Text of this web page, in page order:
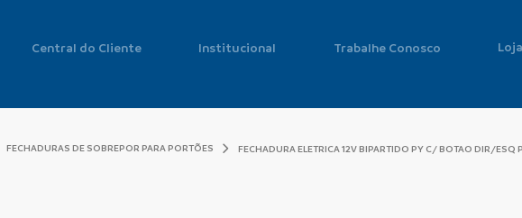
Central do Cliente Institucional Trabalhe Conosco
FECHADURAS DE SOBREPOR PARA PORTÕES FECHADURA ELETRICA 12V BIPARTIDO PY C/ BOTAO DIR/ESQ